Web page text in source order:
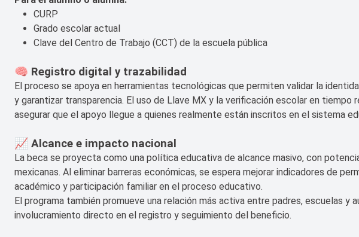
CURP
Grado escolar actual
Clave del Centro de Trabajo (CCT) de la escuela pública
🧠 Registro digital y trazabilidad
El proceso se apoya en herramientas tecnológicas que permiten validar la
y garantizar transparencia. El uso de Llave MX y la verificación escolar en tiempo
asegurar que el apoyo llegue a quienes realmente están inscritos en el sistema
📈 Alcance e impacto nacional
La beca se proyecta como una política educativa de alcance masivo, con
mexicanas. Al eliminar barreras económicas, se espera mejorar indicadores de
académico y participación familiar en el proceso educativo.
El programa también promueve una relación más activa entre padres, escuelas y
involucramiento directo en el registro y seguimiento del beneficio.